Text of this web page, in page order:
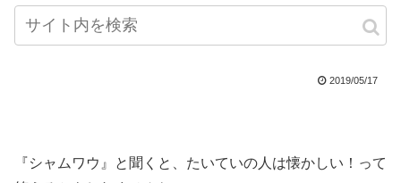
2019/05/17
『シャムワウ』と聞くと、たいていの人は懐かしい！って